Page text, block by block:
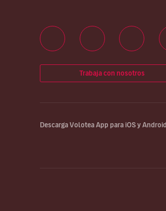
Trabaja con nosotros
Descarga Volotea App para iOS y Android